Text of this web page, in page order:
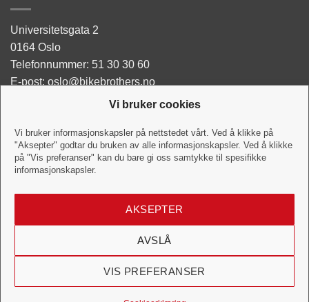
Vi bruker cookies
Vi bruker informasjonskapsler på nettstedet vårt. Ved å klikke på
"Aksepter" godtar du bruken av alle informasjonskapsler. Ved å klikke
på "Vis preferanser" kan du bare gi oss samtykke til spesifikke
informasjonskapsler.
AKSEPTER
AVSLÅ
VIS PREFERANSER
Universitetsgata 2
0164 Oslo
Telefonnummer: 51 30 30 60
E-post: oslo@bikebrothers.no
Man - Tor: 10:00-18:00
Fredag: 10:00-18:00
Lørdag:10:00-16:00
Visa MasterCard